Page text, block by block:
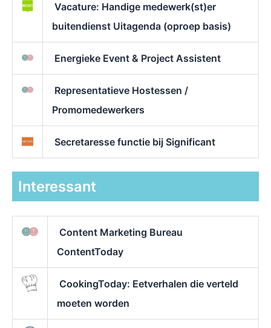
Vacature: Handige medewerk(st)er
buitendienst Uitagenda (oproep basis)
Energieke Event & Project Assistent
Representatieve Hostessen /
Promomedewerkers
Secretaresse functie bij Significant
Interessant
Content Marketing Bureau
ContentToday
CookingToday: Eetverhalen die verteld
moeten worden